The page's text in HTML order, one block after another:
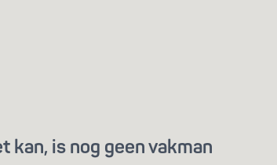
kan, is nog geen vakman